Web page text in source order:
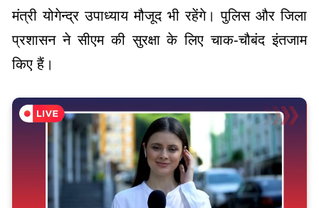
मंत्री योगेन्द्र उपाध्याय मौजूद भी रहेंगे। पुलिस और जिला
प्रशासन ने सीएम की सुरक्षा के लिए चाक-चौबंद इंतजाम
किए हैं।